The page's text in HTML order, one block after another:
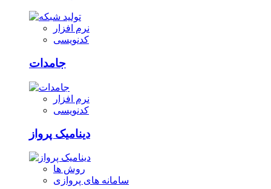
نرم افزار
کدنویسی
جامدات
نرم افزار
کدنویسی
دینامیک پرواز
روش ها
سامانه های پروازی